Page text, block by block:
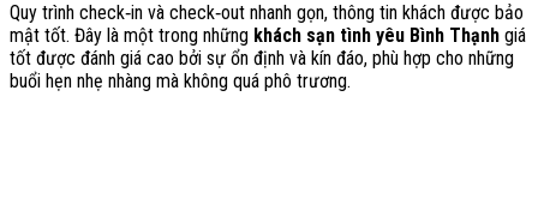
Quy trình check‑in và check‑out nhanh gọn, thông tin khách được bảo
mật tốt. Đây là một trong những khách sạn tình yêu Bình Thạnh giá
tốt được đánh giá cao bởi sự ổn định và kín đáo, phù hợp cho những
buổi hẹn nhẹ nhàng mà không quá phô trương.